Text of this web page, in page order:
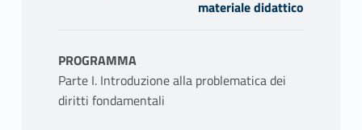
materiale didattico
PROGRAMMA
Parte I. Introduzione alla problematica dei
diritti fondamentali